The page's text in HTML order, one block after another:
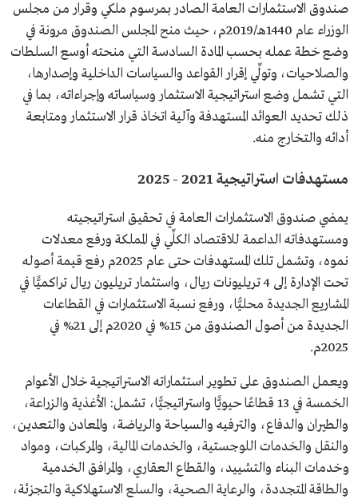
صندوق الاستثمارات العامة الصادر بمرسوم ملكي وقرار من مجلس
الوزراء عام 1440هـ/2019م، حيث منح المجلس الصندوق مرونة في
وضع خطة عمله بحسب المادة السادسة التي منحته أوسع السلطات
والصلاحيات، وتولِّي إقرار القواعد والسياسات الداخلية وإصدارها،
التي تشمل وضع استراتيجية الاستثمار وسياساته وإجراءاته، بما في
ذلك تحديد العوائد المستهدفة وآلية اتخاذ قرار الاستثمار ومتابعة
أدائه والتخارج منه.
مستهدفات استراتيجية 2021 - 2025
يمضي صندوق الاستثمارات العامة في تحقيق استراتيجيته
ومستهدفاته الداعمة للاقتصاد الكلِّي في المملكة ورفع معدلات
نموه، وتشمل تلك المستهدفات حتى عام 2025م رفع قيمة أصوله
تحت الإدارة إلى 4 تريليونات ريال، واستثمار تريليون ريال تراكميًّا في
المشاريع الجديدة محليًّا، ورفع نسبة الاستثمارات في القطاعات
الجديدة من أصول الصندوق من 15% في 2020م إلى 21% في
2025م.
ويعمل الصندوق على تطوير استثماراته الاستراتيجية خلال الأعوام
الخمسة في 13 قطاعًا حيويًّا واستراتيجيًّا، تشمل: الأغذية والزراعة،
والطيران والدفاع، والترفيه والسياحة والرياضة، والمعادن والتعدين،
والنقل والخدمات اللوجستية، والخدمات المالية، والمركبات، ومواد
وخدمات البناء والتشييد، والقطاع العقاري، والمرافق الخدمية
والطاقة المتجددة، والرعاية الصحية، والسلع الاستهلاكية والتجزئة،